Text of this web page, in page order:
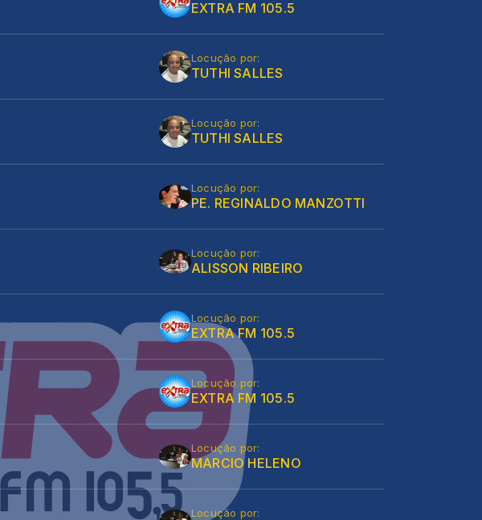
EXTRA FM 105.5
Locução por:
TUTHI SALLES
Locução por:
TUTHI SALLES
Locução por:
PE. REGINALDO MANZOTTI
Locução por:
ALISSON RIBEIRO
Locução por:
EXTRA FM 105.5
Locução por:
EXTRA FM 105.5
Locução por:
MARCIO HELENO
Locução por: